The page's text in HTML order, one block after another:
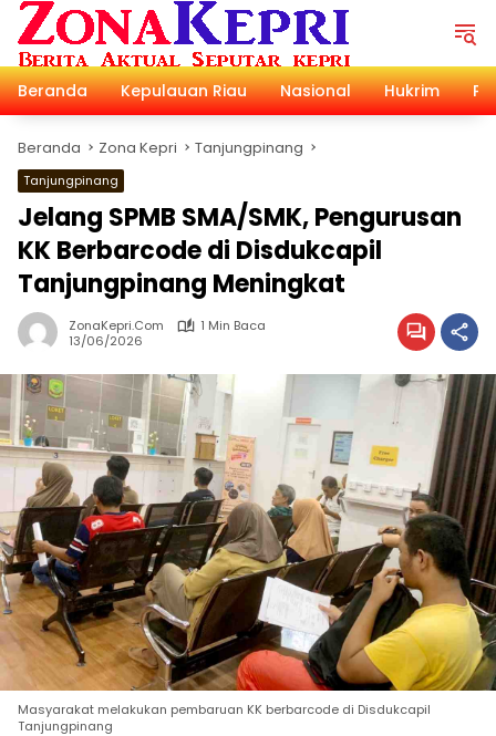
Langsung
konten
Beranda
Kepulauan Riau Nasional Hukrim
Beranda Zona Kepri Tanjungpinang
Tanjungpinang
Jelang SPMB SMA/SMK, Pengurusan
KK Berbarcode di Disdukcapil
Tanjungpinang Meningkat
ZonaKepri.com
1 Min Baca
13/06/2026
Masyarakat melakukan pembaruan KK berbarcode di Disdukcapil
Tanjungpinang